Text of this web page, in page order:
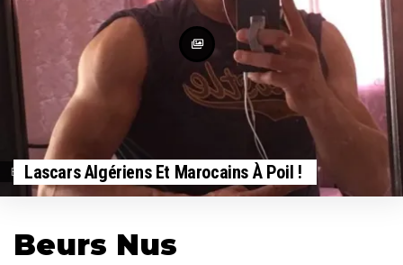
BEURS NUS
Lascars Algériens Et Marocains À Poil !
Beurs Nus